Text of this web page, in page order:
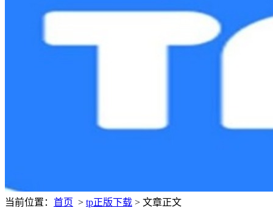
当前位置： 首页 > tp正版下载 > 文章正文